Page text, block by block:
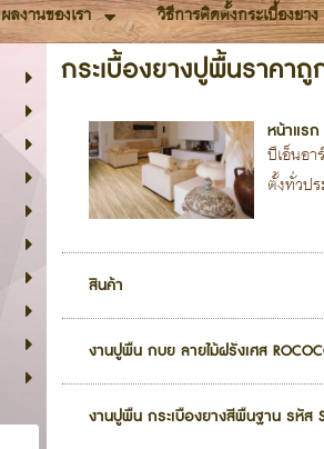
ผลงานของเรา วิธีการติดตั้งกระเบื้องยาง
กระเบื้องยางปูพื้นราคาถู
หน้าแรก
บีเอ็นอ
ตั้งทั่วป
สินค้า
งานปูพื้น กบย ลายไม้ฝรั่งเศส
งานปูพื้น กระเบื้องยางสีพื้นฐาน รหัส